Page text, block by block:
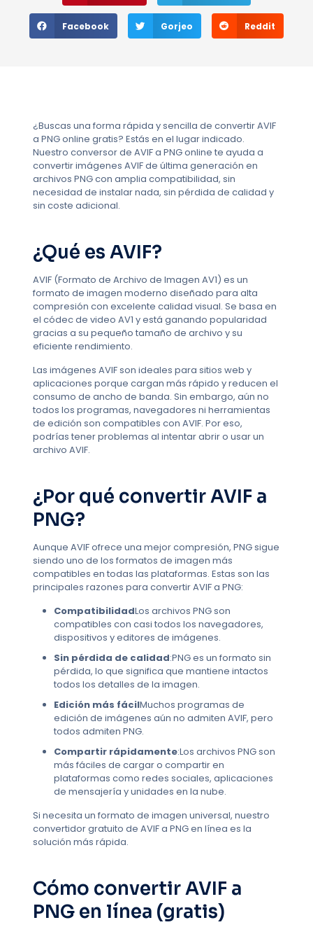
Facebook Gorjeo Reddit
¿Buscas una forma rápida y sencilla de convertir AVIF
a PNG online gratis? Estás en el lugar indicado.
Nuestro conversor de AVIF a PNG online te ayuda a
convertir imágenes AVIF de última generación en
archivos PNG con amplia compatibilidad, sin
necesidad de instalar nada, sin pérdida de calidad y
sin coste adicional.
¿Qué es AVIF?
AVIF (Formato de Archivo de Imagen AV1) es un
formato de imagen moderno diseñado para alta
compresión con excelente calidad visual. Se basa en
el códec de video AV1 y está ganando popularidad
gracias a su pequeño tamaño de archivo y su
eficiente rendimiento.
Las imágenes AVIF son ideales para sitios web y
aplicaciones porque cargan más rápido y reducen el
consumo de ancho de banda. Sin embargo, aún no
todos los programas, navegadores ni herramientas
de edición son compatibles con AVIF. Por eso,
podrías tener problemas al intentar abrir o usar un
archivo AVIF.
¿Por qué convertir AVIF a
PNG?
Aunque AVIF ofrece una mejor compresión, PNG sigue
siendo uno de los formatos de imagen más
compatibles en todas las plataformas. Estas son las
principales razones para convertir AVIF a PNG:
CompatibilidadLos archivos PNG son
compatibles con casi todos los navegadores,
dispositivos y editores de imágenes.
Sin pérdida de calidad:PNG es un formato sin
pérdida, lo que significa que mantiene intactos
todos los detalles de la imagen.
Edición más fácilMuchos programas de
edición de imágenes aún no admiten AVIF, pero
todos admiten PNG.
Compartir rápidamente:Los archivos PNG son
más fáciles de cargar o compartir en
plataformas como redes sociales, aplicaciones
de mensajería y unidades en la nube.
Si necesita un formato de imagen universal, nuestro
convertidor gratuito de AVIF a PNG en línea es la
solución más rápida.
Cómo convertir AVIF a
PNG en línea (gratis)